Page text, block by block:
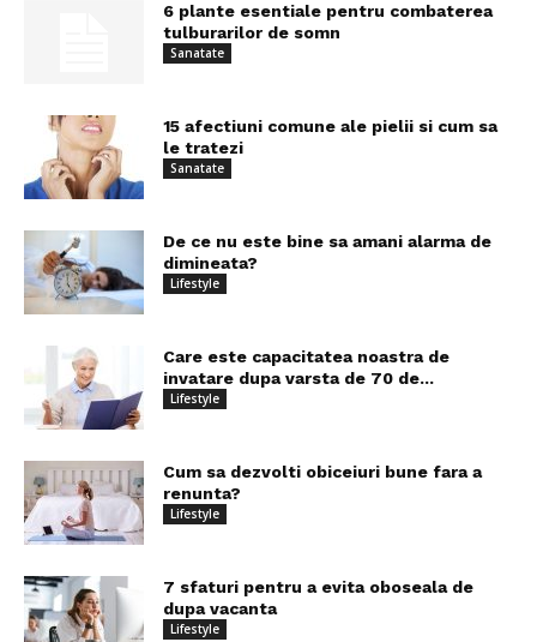
6 plante esentiale pentru combaterea
tulburarilor de somn
Sanatate
15 afectiuni comune ale pielii si cum sa
le tratezi
Sanatate
De ce nu este bine sa amani alarma de
dimineata?
Lifestyle
Care este capacitatea noastra de
invatare dupa varsta de 70 de...
Lifestyle
Cum sa dezvolti obiceiuri bune fara a
renunta?
Lifestyle
7 sfaturi pentru a evita oboseala de
dupa vacanta
Lifestyle